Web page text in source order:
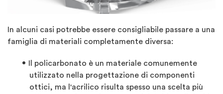
In alcuni casi potrebbe essere consigliabile passare a una
famiglia di materiali completamente diversa:
Il policarbonato è un materiale comunemente
utilizzato nella progettazione di componenti
ottici, ma l'acrilico risulta spesso una scelta più